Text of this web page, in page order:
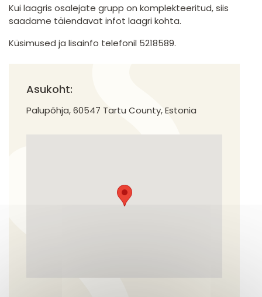
Kui laagris osalejate grupp on komplekteeritud, siis
saadame täiendavat infot laagri kohta.
Küsimused ja lisainfo telefonil 5218589.
Asukoht:
Palupõhja, 60547 Tartu County, Estonia